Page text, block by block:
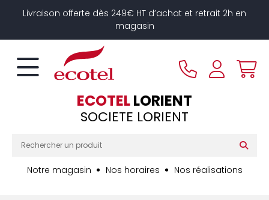
Livraison offerte dès 249€ HT d’achat et retrait 2h en
magasin
ECOTELLORIENT
SOCIETE LORIENT
Notre magasin Nos horaires Nos réalisations
Panneau de gestion des cookies